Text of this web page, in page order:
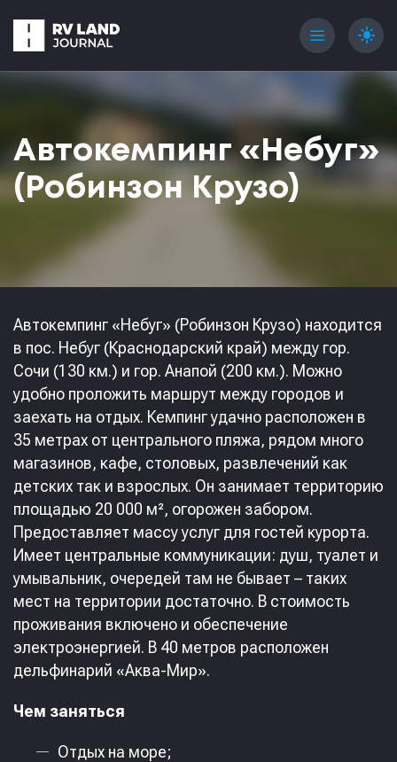
menu light_mode
Автокемпинг «Небуг»
(Робинзон Крузо)
Автокемпинг «Небуг» (Робинзон Крузо) находится
в пос. Небуг (Краснодарский край) между гор.
Сочи (130 км.) и гор. Анапой (200 км.). Можно
удобно проложить маршрут между городов и
заехать на отдых. Кемпинг удачно расположен в
35 метрах от центрального пляжа, рядом много
магазинов, кафе, столовых, развлечений как
детских так и взрослых. Он занимает территорию
площадью 20 000 м², огорожен забором.
Предоставляет массу услуг для гостей курорта.
Имеет центральные коммуникации: душ, туалет и
умывальник, очередей там не бывает – таких
мест на территории достаточно. В стоимость
проживания включено и обеспечение
электроэнергией. В 40 метров расположен
дельфинарий «Аква-Мир».
Чем заняться
Отдых на море;